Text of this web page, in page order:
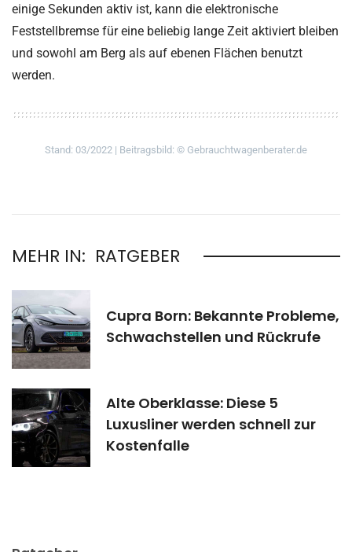
einige Sekunden aktiv ist, kann die elektronische
Feststellbremse für eine beliebig lange Zeit aktiviert bleiben
und sowohl am Berg als auf ebenen Flächen benutzt
werden.
Stand: 03/2022 | Beitragsbild: © Gebrauchtwagenberater.de
MEHR IN: RATGEBER
Cupra Born: Bekannte Probleme,
Schwachstellen und Rückrufe
Alte Oberklasse: Diese 5
Luxusliner werden schnell zur
Kostenfalle